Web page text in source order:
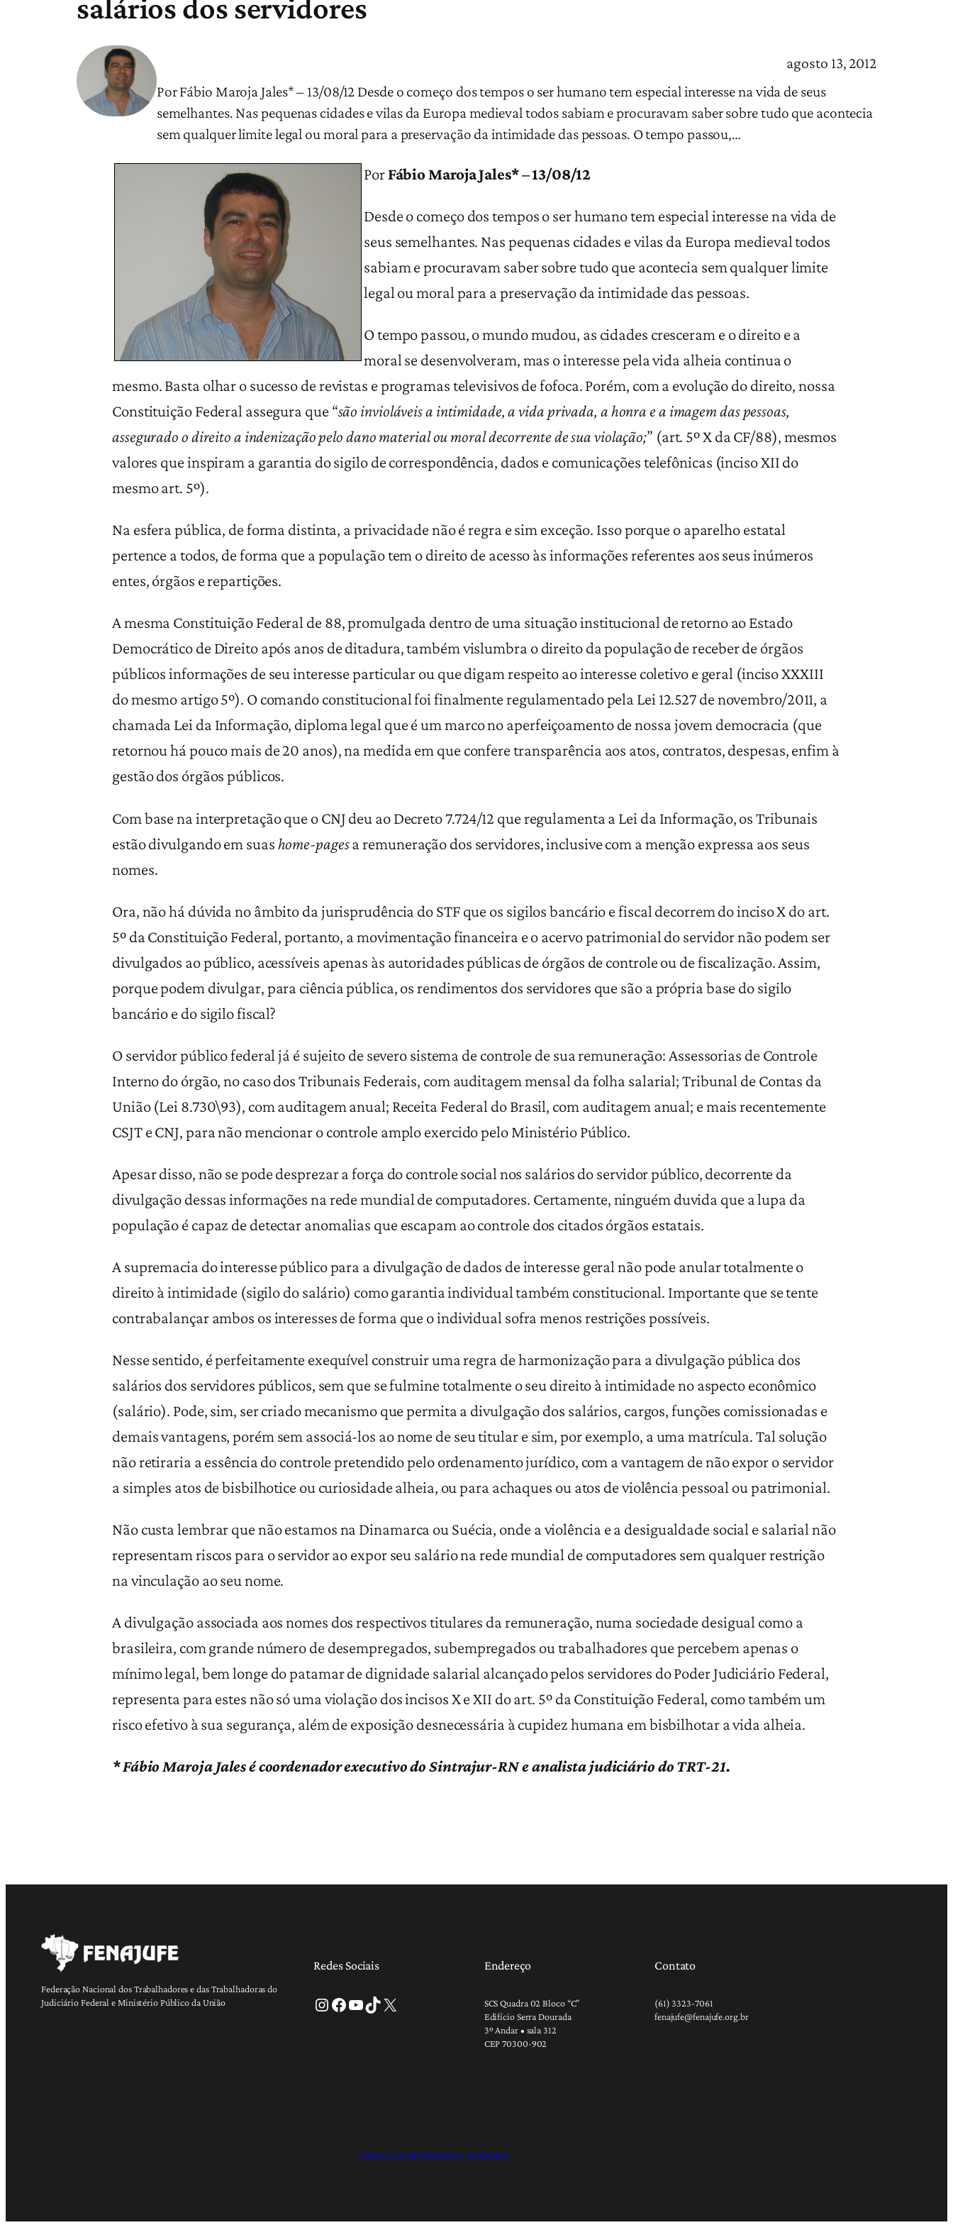
salários dos servidores
agosto 13, 2012
Por Fábio Maroja Jales* – 13/08/12 Desde o começo dos tempos o ser humano tem especial interesse na vida de seus
semelhantes. Nas pequenas cidades e vilas da Europa medieval todos sabiam e procuravam saber sobre tudo que acontecia
sem qualquer limite legal ou moral para a preservação da intimidade das pessoas. O tempo passou,…
PorFábio Maroja Jales* – 13/08/12
Desde o começo dos tempos o ser humano tem especial interesse na vida de
seus semelhantes. Nas pequenas cidades e vilas da Europa medieval todos
sabiam e procuravam saber sobre tudo que acontecia sem qualquer limite
legal ou moral para a preservação da intimidade das pessoas.
O tempo passou, o mundo mudou, as cidades cresceram e o direito e a
moral se desenvolveram, mas o interesse pela vida alheia continua o
mesmo. Basta olhar o sucesso de revistas e programas televisivos de fofoca. Porém, com a evolução do direito, nossa
Constituição Federal assegura que “são invioláveis a intimidade, a vida privada, a honra e a imagem das pessoas,
assegurado o direito a indenização pelo dano material ou moral decorrente de sua violação;” (art. 5º X da CF/88), mesmos
valores que inspiram a garantia do sigilo de correspondência, dados e comunicações telefônicas (inciso XII do
mesmo art. 5º).
Na esfera pública, de forma distinta, a privacidade não é regra e sim exceção. Isso porque o aparelho estatal
pertence a todos, de forma que a população tem o direito de acesso às informações referentes aos seus inúmeros
entes, órgãos e repartições.
A mesma Constituição Federal de 88, promulgada dentro de uma situação institucional de retorno ao Estado
Democrático de Direito após anos de ditadura, também vislumbra o direito da população de receber de órgãos
públicos informações de seu interesse particular ou que digam respeito ao interesse coletivo e geral (inciso XXXIII
do mesmo artigo 5º). O comando constitucional foi finalmente regulamentado pela Lei 12.527 de novembro/2011, a
chamada Lei da Informação, diploma legal que é um marco no aperfeiçoamento de nossa jovem democracia (que
retornou há pouco mais de 20 anos), na medida em que confere transparência aos atos, contratos, despesas, enfim à
gestão dos órgãos públicos.
Com base na interpretação que o CNJ deu ao Decreto 7.724/12 que regulamenta a Lei da Informação, os Tribunais
estão divulgando em suashome-pagesa remuneração dos servidores, inclusive com a menção expressa aos seus
nomes.
Ora, não há dúvida no âmbito da jurisprudência do STF que os sigilos bancário e fiscal decorrem do inciso X do art.
5º da Constituição Federal, portanto, a movimentação financeira e o acervo patrimonial do servidor não podem ser
divulgados ao público, acessíveis apenas às autoridades públicas de órgãos de controle ou de fiscalização. Assim,
porque podem divulgar, para ciência pública, os rendimentos dos servidores que são a própria base do sigilo
bancário e do sigilo fiscal?
O servidor público federal já é sujeito de severo sistema de controle de sua remuneração: Assessorias de Controle
Interno do órgão, no caso dos Tribunais Federais, com auditagem mensal da folha salarial; Tribunal de Contas da
União (Lei 8.730\93), com auditagem anual; Receita Federal do Brasil, com auditagem anual; e mais recentemente
CSJT e CNJ, para não mencionar o controle amplo exercido pelo Ministério Público.
Apesar disso, não se pode desprezar a força do controle social nos salários do servidor público, decorrente da
divulgação dessas informações na rede mundial de computadores. Certamente, ninguém duvida que a lupa da
população é capaz de detectar anomalias que escapam ao controle dos citados órgãos estatais.
A supremacia do interesse público para a divulgação de dados de interesse geral não pode anular totalmente o
direito à intimidade (sigilo do salário) como garantia individual também constitucional. Importante que se tente
contrabalançar ambos os interesses de forma que o individual sofra menos restrições possíveis.
Nesse sentido, é perfeitamente exequível construir uma regra de harmonização para a divulgação pública dos
salários dos servidores públicos, sem que se fulmine totalmente o seu direito à intimidade no aspecto econômico
(salário). Pode, sim, ser criado mecanismo que permita a divulgação dos salários, cargos, funções comissionadas e
demais vantagens, porém sem associá-los ao nome de seu titular e sim, por exemplo, a uma matrícula. Tal solução
não retiraria a essência do controle pretendido pelo ordenamento jurídico, com a vantagem de não expor o servidor
a simples atos de bisbilhotice ou curiosidade alheia, ou para achaques ou atos de violência pessoal ou patrimonial.
Não custa lembrar que não estamos na Dinamarca ou Suécia, onde a violência e a desigualdade social e salarial não
representam riscos para o servidor ao expor seu salário na rede mundial de computadores sem qualquer restrição
na vinculação ao seu nome.
A divulgação associada aos nomes dos respectivos titulares da remuneração, numa sociedade desigual como a
brasileira, com grande número de desempregados, subempregados ou trabalhadores que percebem apenas o
mínimo legal, bem longe do patamar de dignidade salarial alcançado pelos servidores do Poder Judiciário Federal,
representa para estes não só uma violação dos incisos X e XII do art. 5º da Constituição Federal, como também um
risco efetivo à sua segurança, além de exposição desnecessária à cupidez humana em bisbilhotar a vida alheia.
* Fábio Maroja Jales é coordenador executivo do Sintrajur-RN e analista judiciário do TRT-21.
Federação Nacional dos Trabalhadores e das Trabalhadoras do
Judiciário Federal e Ministério Público da União
Redes Sociais
Instagram Facebook Youtube TikTok X
Endereço
SCS Quadra 02 Bloco “C”
Edifício Serra Dourada
3º Andar • sala 312
CEP 70300-902
Contato
(61) 3323-7061
fenajufe@fenajufe.org.br
Criação e Desenvolvimento: RapDesign